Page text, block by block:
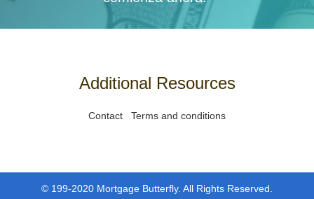
Additional Resources
Contact Terms and conditions
© 199-2020 Mortgage Butterfly. All Rights Reserved.